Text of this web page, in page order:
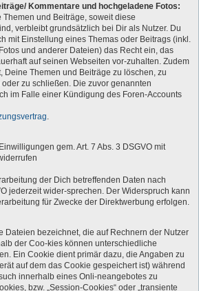
Kommentare und hochgeladene Fotos:
und Beiträge, soweit diese
verbleibt grundsätzlich bei Dir als Nutzer. Du
mit Einstellung eines Themas oder Beitrags (inkl.
und anderer Dateien) das Recht ein, das
auf seinen Webseiten vor-zuhalten. Zudem
Deine Themen und Beiträge zu löschen, zu
zu schließen. Die zuvor genannten
im Falle einer Kündigung des Foren-Accounts
gem. Art. 7 Abs. 3 DSGVO mit
der Dich betreffenden Daten nach
jederzeit wider-sprechen. Der Widerspruch kann
für Zwecke der Direktwerbung erfolgen.
Dateien bezeichnet, die auf Rechnern der Nutzer
der Coo-kies können unterschiedliche
Ein Cookie dient primär dazu, die Angaben zu
auf dem das Cookie gespeichert ist) während
innerhalb eines Onli-neangebotes zu
bzw. „Session-Cookies“ oder „transiente